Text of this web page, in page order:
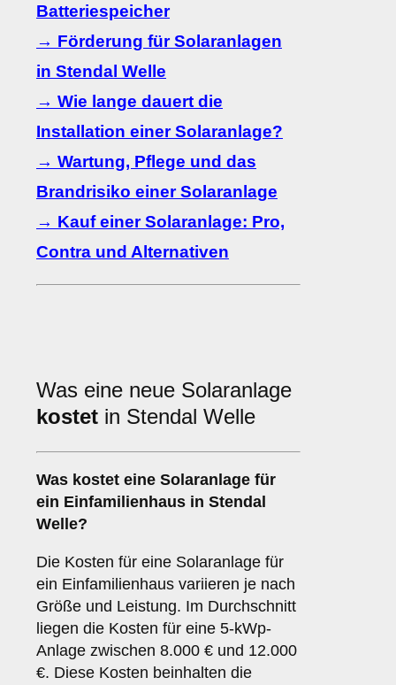
Batteriespeicher
→ Förderung für Solaranlagen
in Stendal Welle
→ Wie lange dauert die
Installation einer Solaranlage?
→ Wartung, Pflege und das
Brandrisiko einer Solaranlage
→ Kauf einer Solaranlage: Pro,
Contra und Alternativen
Was eine neue Solaranlage
kostet in Stendal Welle
Was kostet eine Solaranlage für
ein Einfamilienhaus in Stendal
Welle?
Die Kosten für eine Solaranlage für
ein Einfamilienhaus variieren je nach
Größe und Leistung. Im Durchschnitt
liegen die Kosten für eine 5-kWp-
Anlage zwischen 8.000 € und 12.000
€. Diese Kosten beinhalten die